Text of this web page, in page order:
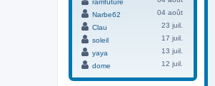
ramfuture
Narbe62
04 août
Clau
23 juil.
soleil
17 juil.
yaya
13 juil.
dome
12 juil.